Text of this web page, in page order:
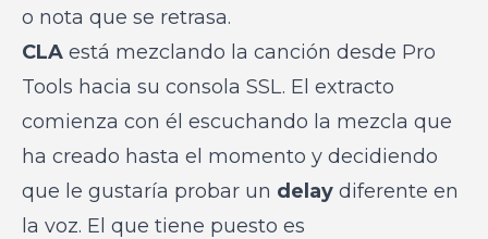
o nota que se retrasa.
CLA está mezclando la canción desde Pro
Tools hacia su consola SSL. El extracto
comienza con él escuchando la mezcla que
ha creado hasta el momento y decidiendo
que le gustaría probar un delay diferente en
la voz. El que tiene puesto es